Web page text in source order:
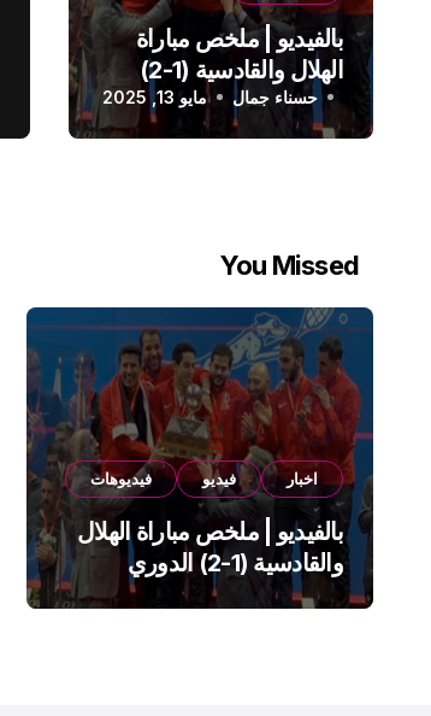
بالفيديو | ملخص مباراة
الهلال والقادسية (1-2)
الدوري السعودي
حسناء جمال مايو 13, 2025
You Missed
اخبار فيديو فيديوهات
بالفيديو | ملخص مباراة الهلال
والقادسية (1-2) الدوري
السعودي